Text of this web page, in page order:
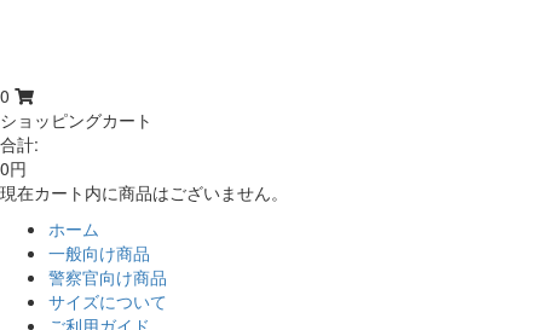
0
ショッピングカート
合計:
0円
現在カート内に商品はございません。
ホーム
一般向け商品
警察官向け商品
サイズについて
ご利用ガイド